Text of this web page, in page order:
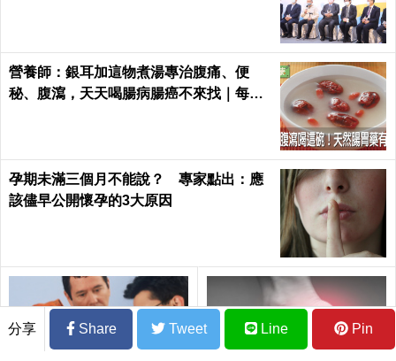
營養師：銀耳加這物煮湯專治腹痛、便
秘、腹瀉，天天喝腸病腸癌不來找｜每日
孕期未滿三個月不能說？ 專家點出：應
該儘早公開懷孕的3大原因
分享 Share Tweet Line Pin